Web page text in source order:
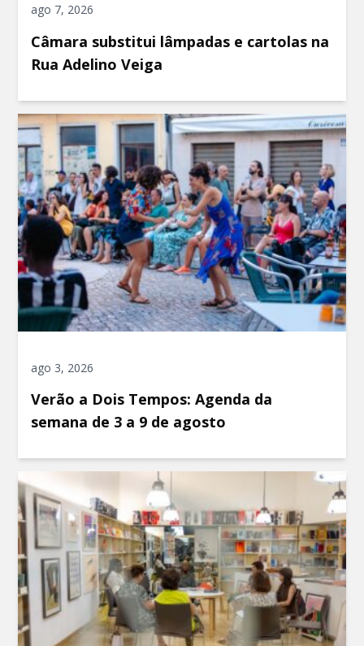
ago 7, 2026
Câmara substitui lâmpadas e cartolas na
Rua Adelino Veiga
ago 3, 2026
Verão a Dois Tempos: Agenda da
semana de 3 a 9 de agosto